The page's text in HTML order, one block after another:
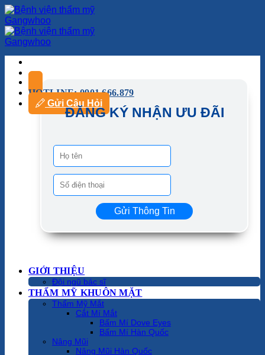
HOTLINE: 0901.666.879
Gửi Câu Hỏi
ĐĂNG KÝ NHẬN ƯU ĐÃI
Gửi Thông Tin
GIỚI THIỆU
Đội ngũ bác sĩ
THẨM MỸ KHUÔN MẶT
Thẩm Mỹ Mắt
Cắt Mí Mắt
Bấm Mí Dove Eyes
Bấm Mí Hàn Quốc
Nâng Mũi
Nâng Mũi Hàn Quốc